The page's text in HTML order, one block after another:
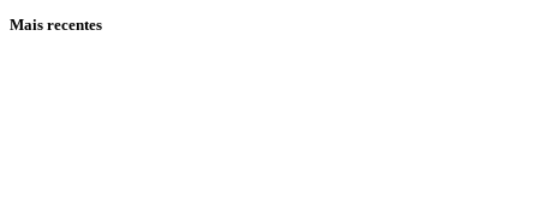
Mais recentes